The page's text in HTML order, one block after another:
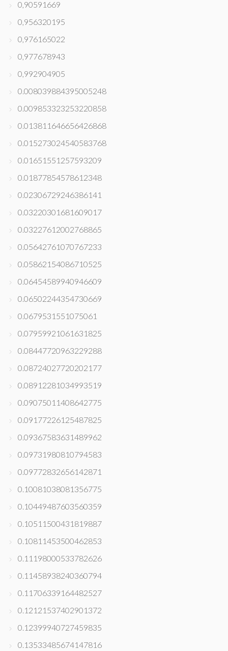
0,90591669
0,956320195
0,976165022
0,977678943
0,992904905
0.008039884395005248
0.009853323253220858
0.013811646656426868
0.015273024540583768
0.01651551257593209
0.01877854578612348
0.02306729246386141
0.03220301681609017
0.03227612002768865
0.05642761070767233
0.05862154086710525
0.06454589940946609
0.06502244354730669
0.0679531551075061
0.07959921061631825
0.08447720963229288
0.08724027720202177
0.08912281034993519
0.09075011408642775
0.09177226125487825
0.09367583631489962
0.09731980810794583
0.09772832656142871
0.10081038081356775
0.10449487603560359
0.10511500431819887
0.10811453500462853
0.11198000533782626
0.11458938240360794
0.11706339164482527
0.12121537402901372
0.12399940727459835
0.13533485674147816